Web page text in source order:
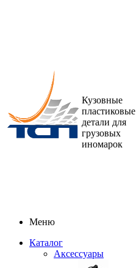
Кузовные
пластиковые
детали для
грузовых
иномарок
Меню
Каталог
Аксессуары